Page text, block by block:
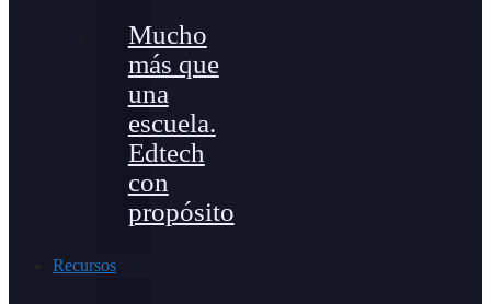
Mucho
más que
una
escuela.
Edtech
con
propósito
Recursos